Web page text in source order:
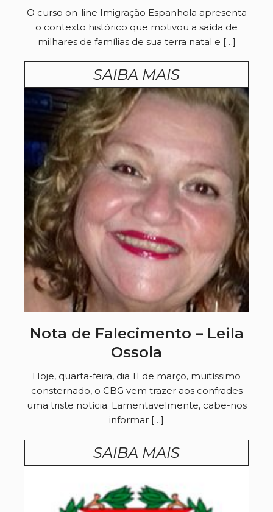
O curso on-line Imigração Espanhola apresenta
o contexto histórico que motivou a saída de
milhares de famílias de sua terra natal e […]
SAIBA MAIS
Nota de Falecimento – Leila
Ossola
Hoje, quarta-feira, dia 11 de março, muitíssimo
consternado, o CBG vem trazer aos confrades
uma triste notícia. Lamentavelmente, cabe-nos
informar […]
SAIBA MAIS